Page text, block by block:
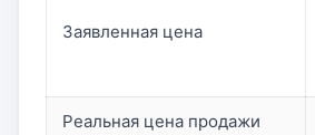
Заявленная цена
Реальная цена продажи